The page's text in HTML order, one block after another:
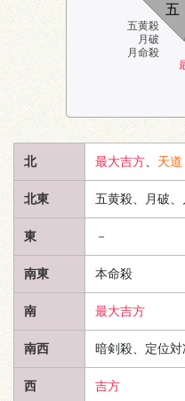
五黄殺
月破
月命殺
五
北 最大吉方、 天道
北東 五黄殺、月破、
東 －
南東 本命殺
南 最大吉方
南西 暗剣殺、定位
西 吉方